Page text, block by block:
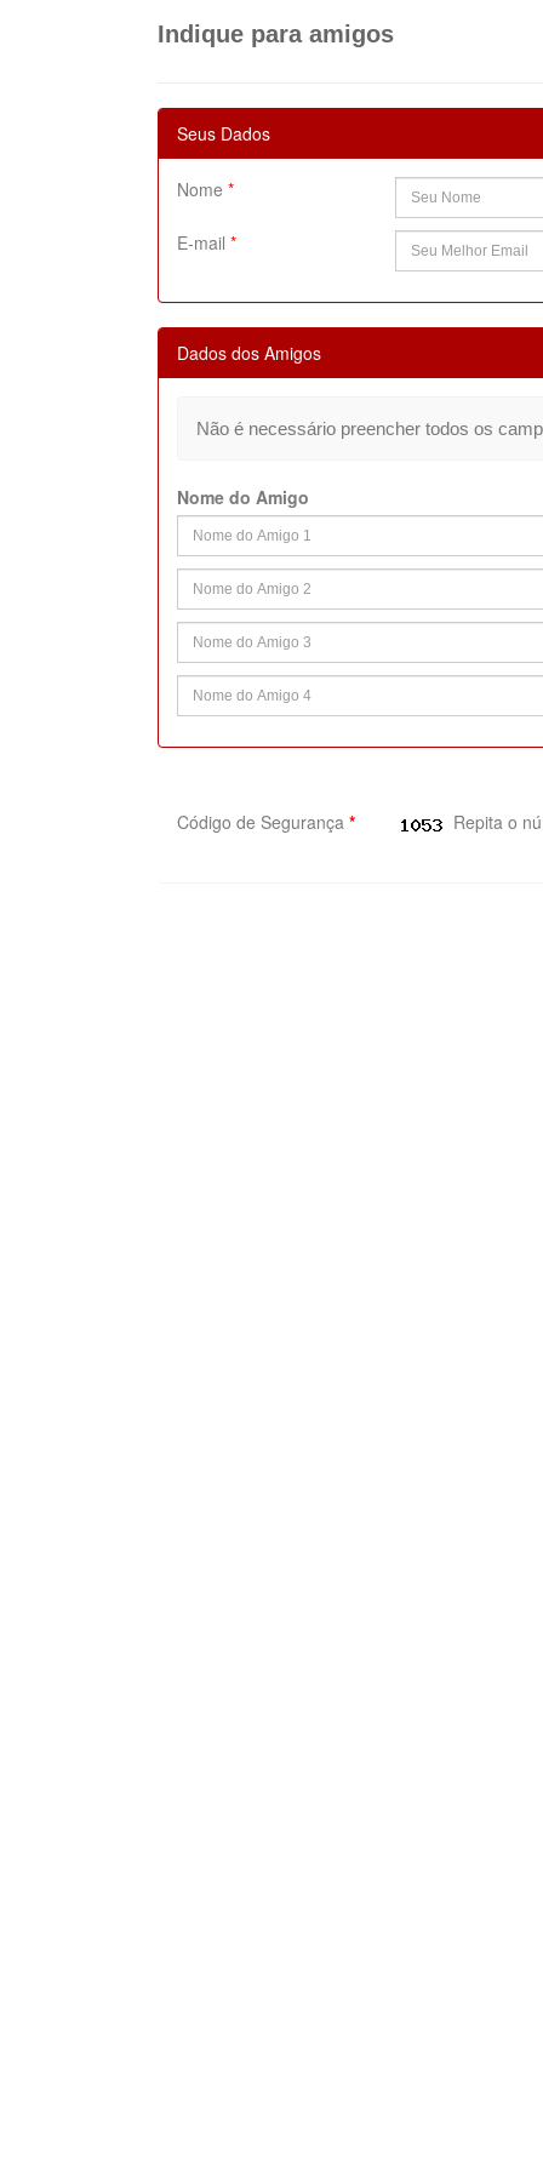
Indique para amigos
Seus Dados
Nome *
E-mail *
Dados dos Amigos
Não é necessário preencher todos os
Nome do Amigo
Código de Segurança * Repita o